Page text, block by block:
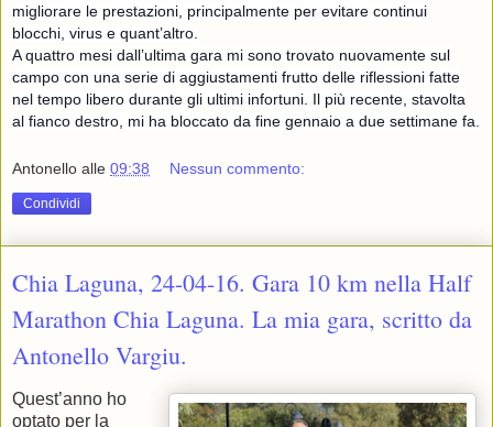
migliorare le prestazioni, principalmente per evitare continui
blocchi, virus e quant’altro.
A quattro mesi dall’ultima gara mi sono trovato nuovamente sul
campo con una serie di aggiustamenti frutto delle riflessioni fatte
nel tempo libero durante gli ultimi infortuni. Il più recente, stavolta
al fianco destro, mi ha bloccato da fine gennaio a due settimane fa.
Antonello alle 09:38 Nessun commento:
Condividi
Chia Laguna, 24-04-16. Gara 10 km nella Half
Marathon Chia Laguna. La mia gara, scritto da
Antonello Vargiu.
Quest’anno ho
optato per la